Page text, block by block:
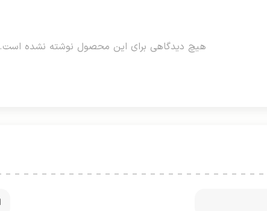
هیچ دیدگاهی برای این محصول نوشته نشده است.